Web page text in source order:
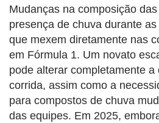
Mudanças na composição
presença de chuva durante
que mexem diretamente nas
em Fórmula 1. Um novato
pode alterar completamente a
corrida, assim como a
para compostos de chuva
das equipes. Em 2025,